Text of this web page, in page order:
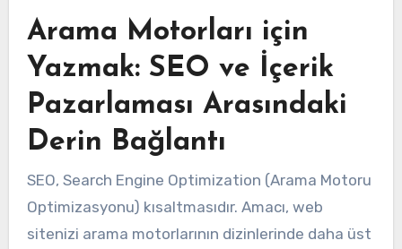
Arama Motorları için
Yazmak: SEO ve İçerik
Pazarlaması Arasındaki
Derin Bağlantı
SEO, Search Engine Optimization (Arama Motoru
Optimizasyonu) kısaltmasıdır. Amacı, web
sitenizi arama motorlarının dizinlerinde daha üst